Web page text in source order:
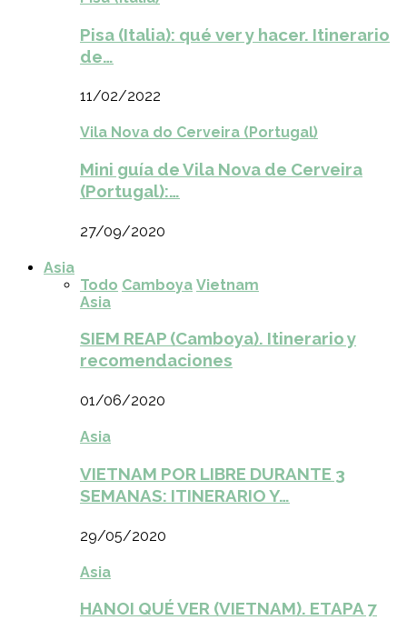
Pisa (Italia): qué ver y hacer. Itinerario
de…
11/02/2022
Vila Nova do Cerveira (Portugal)
Mini guía de Vila Nova de Cerveira
(Portugal):…
27/09/2020
Asia
Todo Camboya Vietnam
Asia
SIEM REAP (Camboya). Itinerario y
recomendaciones
01/06/2020
Asia
VIETNAM POR LIBRE DURANTE 3
SEMANAS: ITINERARIO Y…
29/05/2020
Asia
HANOI QUÉ VER (VIETNAM). ETAPA 7